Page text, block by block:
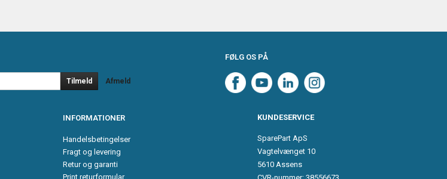
Tilmeld Afmeld
FØLG OS PÅ
INFORMATIONER
Handelsbetingelser
Fragt og levering
Retur og garanti
Print returformular
KUNDESERVICE
SparePart ApS
Vagtelvænget 10
5610 Assens